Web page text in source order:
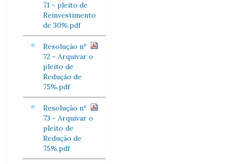
71 - pleito de
Reinvestimento
de 30%.pdf
Resolução nº
72 - Arquivar o
pleito de
Redução de
75%.pdf
Resolução nº
73 - Arquivar o
pleito de
Redução de
75%.pdf